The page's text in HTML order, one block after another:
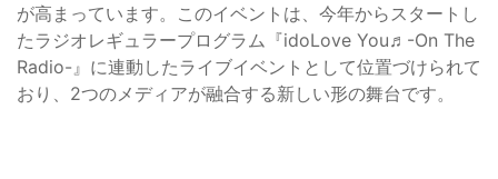
が高まっています。このイベントは、今年からスタートし
たラジオレギュラープログラム『idoLove You♬-On The
Radio-』に連動したライブイベントとして位置づけられて
おり、2つのメディアが融合する新しい形の舞台です。